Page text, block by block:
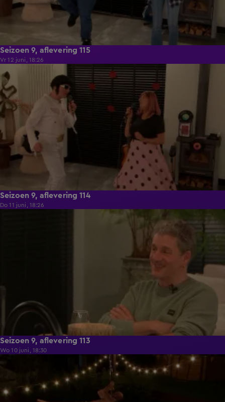
Seizoen 9, aflevering 115
Vr 12 juni, 18:26
21:50
Seizoen 9, aflevering 114
Do 11 juni, 18:26
Seizoen 9, aflevering 113
Wo 10 juni, 18:30
21:50